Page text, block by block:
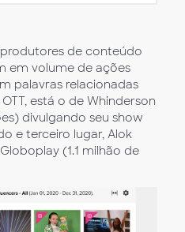
de conteúdo
em volume de ações
palavras relacionadas
está o de Whinderson
divulgando seu show
e terceiro lugar, Alok
(1.1 milhão de